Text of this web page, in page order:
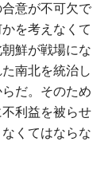
意が不可欠で
を考えなくて
鮮が戦場にな
南北を統治し
だ。そのため
利益を被らせ
くてはならな